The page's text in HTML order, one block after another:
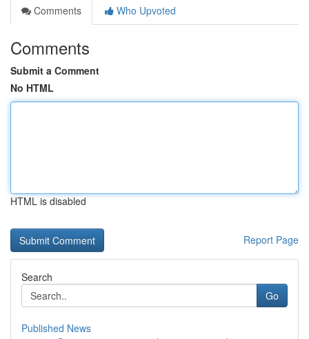
Comments
Who Upvoted
Comments
Submit a Comment
No HTML
HTML is disabled
Report Page
Search
Go
Published News